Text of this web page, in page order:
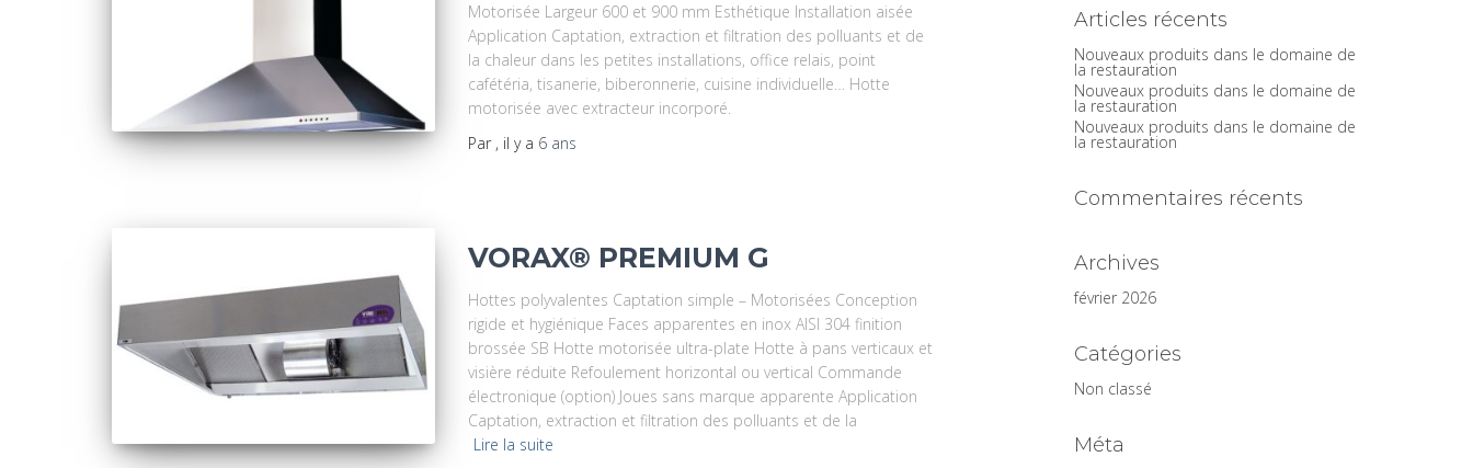
Motorisée Largeur 600 et 900 mm Esthétique Installation aisée
Application Captation, extraction et filtration des polluants et de
la chaleur dans les petites installations, office relais, point
cafétéria, tisanerie, biberonnerie, cuisine individuelle… Hotte
motorisée avec extracteur incorporé.
Par , il y a 6 ans
VORAX® PREMIUM G
Hottes polyvalentes Captation simple – Motorisées Conception
rigide et hygiénique Faces apparentes en inox AISI 304 finition
brossée SB Hotte motorisée ultra-plate Hotte à pans verticaux et
visière réduite Refoulement horizontal ou vertical Commande
électronique (option) Joues sans marque apparente Application
Captation, extraction et filtration des polluants et de la
Lire la suite
Articles récents
Nouveaux produits dans le domaine de
la restauration
Nouveaux produits dans le domaine de
la restauration
Nouveaux produits dans le domaine de
la restauration
Commentaires récents
Archives
février 2026
Catégories
Non classé
Méta